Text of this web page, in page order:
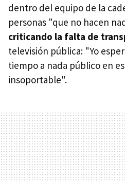
dentro del equipo de la
personas "que no hacen
criticando la falta de
televisión pública: "Yo
tiempo a nada público en
insoportable".